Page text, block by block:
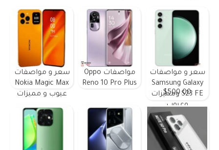
سعر و مواصفات
Samsung Galaxy
S23 FE ومميزات
وعيوب
$500.00
مواصفات Oppo
Reno 10 Pro Plus
سعر و مواصفات
Nokia Magic Max
عيوب و مميزات